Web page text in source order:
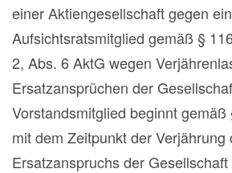
einer Aktiengesellschaft gegen ein
Aufsichtsratsmitglied gemäß §
2, Abs. 6 AktG wegen
Ersatzansprüchen der
Vorstandsmitglied beginnt
mit dem Zeitpunkt der Verjährung
Ersatzanspruchs der